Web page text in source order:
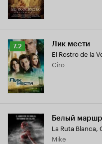
Рейтинг
Кинопоиска
7.2
7.2 Лик мести
El Rostro de la
Ciro
Белый
La Ruta Blanca,
Mike